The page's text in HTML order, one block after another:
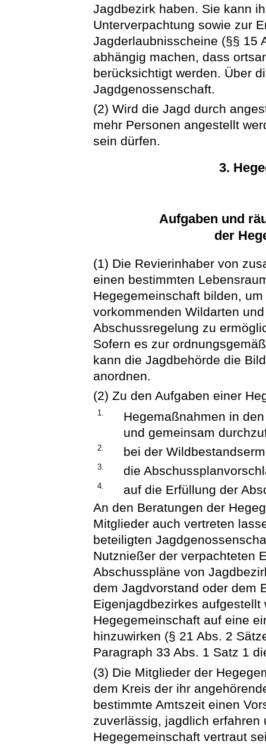
Jagdbezirk haben. Sie kann
Unterverpachtung sowie zur
Jagderlaubnisscheine (§§ 15
abhängig machen, dass
berücksichtigt werden. Über
Jagdgenossenschaft.
(2) Wird die Jagd durch
mehr Personen angestellt
sein dürfen.
3.
Aufgaben und
der
(1) Die Revierinhaber von
einen bestimmten
Hegegemeinschaft bilden,
vorkommenden Wildarten
Abschussregelung zu
Sofern es zur
kann die Jagdbehörde die
anordnen.
(2) Zu den Aufgaben einer
1.
Hegemaßnahmen in
und gemeinsam
2. bei der
3. die
4.
auf die Erfüllung der
An den Beratungen der
Mitglieder auch vertreten
beteiligten
Nutznießer der verpachteten
Abschusspläne von
dem Jagdvorstand oder dem
Eigenjagdbezirkes aufgestellt
Hegegemeinschaft auf eine
hinzuwirken (§ 21 Abs. 2
Paragraph 33 Abs. 1 Satz 1
(3) Die Mitglieder der
dem Kreis der ihr
bestimmte Amtszeit einen
zuverlässig, jagdlich
Hegegemeinschaft vertraut